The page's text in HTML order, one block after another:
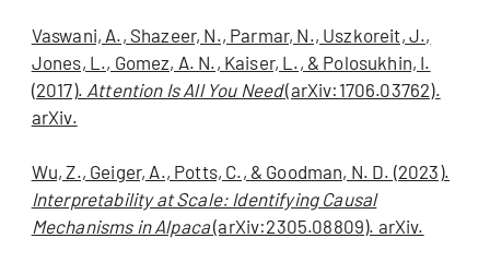
Vaswani, A., Shazeer, N., Parmar, N., Uszkoreit, J.,
Jones, L., Gomez, A. N., Kaiser, L., & Polosukhin, I.
(2017). Attention Is All You Need(arXiv:1706.03762).
arXiv.
Wu, Z., Geiger, A., Potts, C., & Goodman, N. D. (2023).
Interpretability at Scale: Identifying Causal
Mechanisms in Alpaca(arXiv:2305.08809). arXiv.